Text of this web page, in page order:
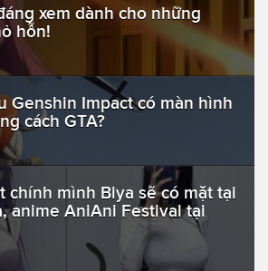
xem dành cho những
hỗn!
Genshin Impact có màn hình
cách GTA?
chính mình Biya sẽ có mặt tại
anime AniAni Festival tại